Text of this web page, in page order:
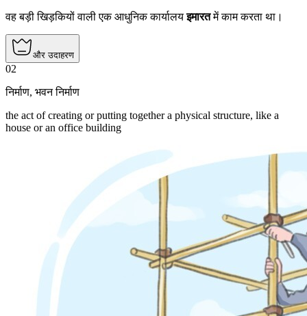
वह बड़ी खिड़कियों वाली एक आधुनिक कार्यालयइमारतमें काम करता था।
और उदाहरण
02
निर्माण, भवन निर्माण
the act of creating or putting together a physical structure, like a
house or an office building